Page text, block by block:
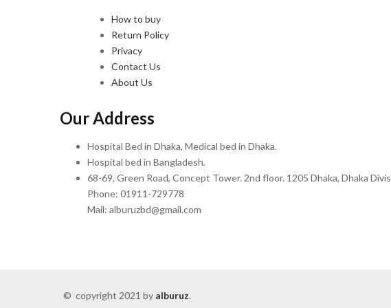
How to buy
Return Policy
Privacy
Contact Us
About Us
Our Address
Hospital Bed in Dhaka, Medical bed in Dhaka.
Hospital bed in Bangladesh.
68-69, Green Road, Concept Tower. 2nd floor. 1205 Dhaka, Dhaka
Phone: 01911-729778
Mail: alburuzbd@gmail.com
© copyright 2021 by alburuz.